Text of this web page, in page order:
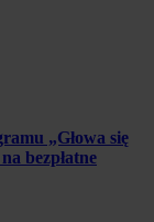
„Głowa się
bezpłatne